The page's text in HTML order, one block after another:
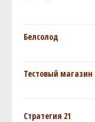
Белсолод
Тестовый магазин
Стратегия 21